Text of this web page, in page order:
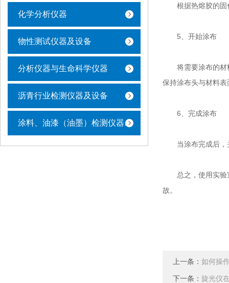
化学分析仪器
物性测试仪器及设备
分析仪器与生命科学仪器
沥青行业检测仪器及设备
涂料、油漆（油墨）检测仪器及设备
根据热熔胶的固化
5、开始涂布
将需要涂布的材料
保持涂布头与材料
6、完成涂布
当涂布完成后，关
总之，使用实验室
故。
上一条： 如何操
下一条： 旋光仪